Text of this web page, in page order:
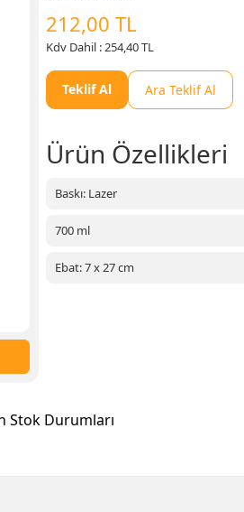
212,00 TL
Kdv Dahil : 254,40 TL
Teklif Al Ara Teklif Al
Ürün Özellikleri
Baskı: Lazer
700 ml
Ebat: 7 x 27 cm
Stok Durumları